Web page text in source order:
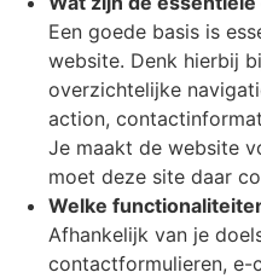
Een goede basis is
website. Denk hierbij
overzichtelijke
action,
Je maakt de website
moet deze site daar
Welke
Afhankelijk van je
contactformulieren, e-